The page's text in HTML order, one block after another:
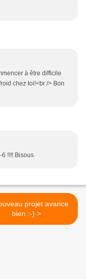
à être difficile
chez toi!<br /> Bon
6 !!!! Bisous
projet avance
bien :-) >